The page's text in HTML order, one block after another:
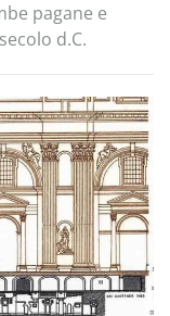
pagane e
d.C.